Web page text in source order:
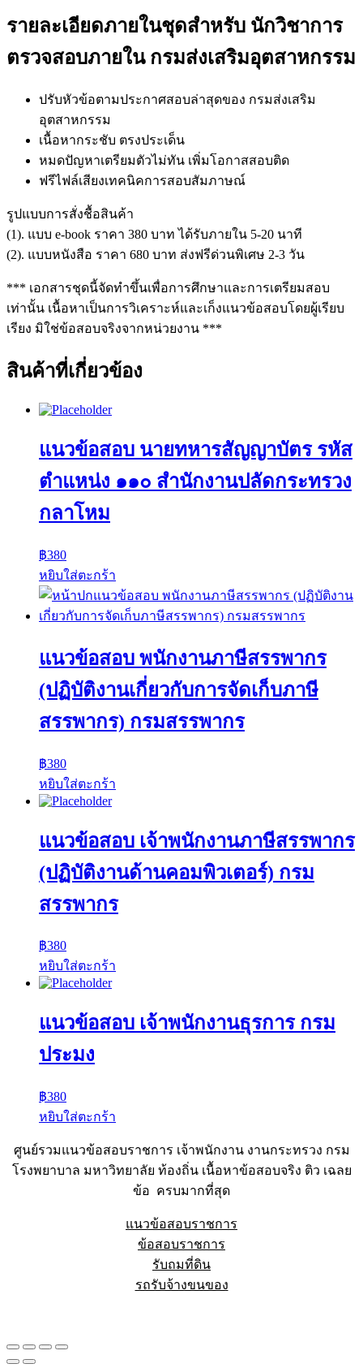
รายละเอียดภายในชุดสำหรับ นักวิชาการ
ตรวจสอบภายใน กรมส่งเสริมอุตสาหกรรม
ปรับหัวข้อตามประกาศสอบล่าสุดของ กรมส่งเสริม
อุตสาหกรรม
เนื้อหากระชับ ตรงประเด็น
หมดปัญหาเตรียมตัวไม่ทัน เพิ่มโอกาสสอบติด
ฟรีไฟล์เสียงเทคนิคการสอบสัมภาษณ์
รูปแบบการสั่งชื้อสินค้า
(1). แบบ e-book ราคา 380 บาท ได้รับภายใน 5-20 นาที
(2). แบบหนังสือ ราคา 680 บาท ส่งฟรีด่วนพิเศษ 2-3 วัน
*** เอกสารชุดนี้จัดทำขึ้นเพื่อการศึกษาและการเตรียมสอบ
เท่านั้น เนื้อหาเป็นการวิเคราะห์และเก็งแนวข้อสอบโดยผู้เรียบ
เรียง มิใช่ข้อสอบจริงจากหน่วยงาน ***
สินค้าที่เกี่ยวข้อง
แนวข้อสอบ นายทหารสัญญาบัตร รหัส
ตำแหน่ง ๑๑๐ สำนักงานปลัดกระทรวง
กลาโหม
฿380
หยิบใส่ตะกร้า
แนวข้อสอบ พนักงานภาษีสรรพากร
(ปฏิบัติงานเกี่ยวกับการจัดเก็บภาษี
สรรพากร) กรมสรรพากร
฿380
หยิบใส่ตะกร้า
แนวข้อสอบ เจ้าพนักงานภาษีสรรพากร
(ปฏิบัติงานด้านคอมพิวเตอร์) กรม
สรรพากร
฿380
หยิบใส่ตะกร้า
แนวข้อสอบ เจ้าพนักงานธุรการ กรม
ประมง
฿380
หยิบใส่ตะกร้า
ศูนย์รวมแนวข้อสอบราชการ เจ้าพนักงาน งานกระทรวง กรม
โรงพยาบาล มหาวิทยาลัย ท้องถิ่น เนื้อหาข้อสอบจริง ติว เฉลย
ข้อ ครบมากที่สุด
แนวข้อสอบราชการ
ข้อสอบราชการ
รับถมที่ดิน
รถรับจ้างขนของ